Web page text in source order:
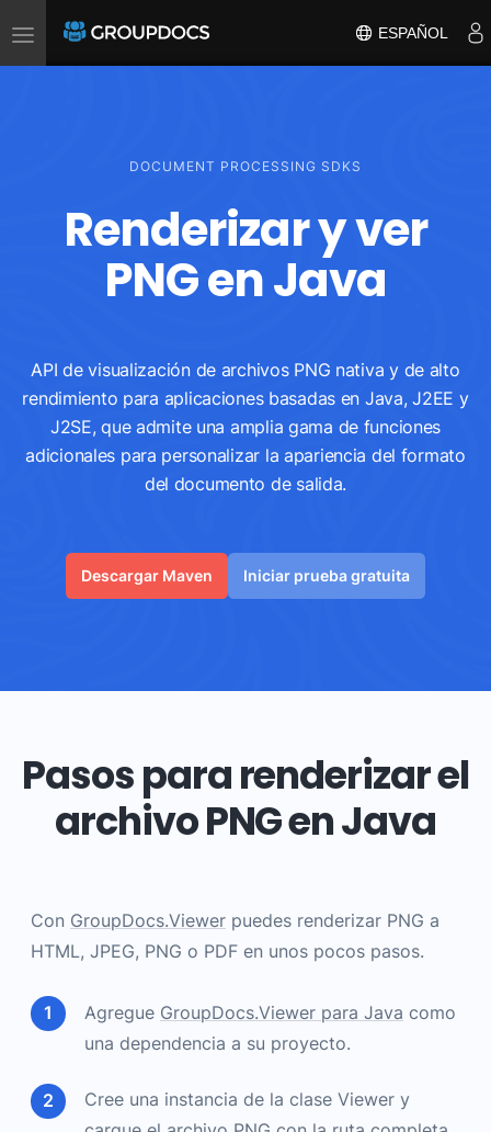
Toggle
navigation
ESPAÑOL
DOCUMENT PROCESSING SDKS
Renderizar y ver
PNG en Java
API de visualización de archivos PNG nativa y de alto
rendimiento para aplicaciones basadas en Java, J2EE y
J2SE, que admite una amplia gama de funciones
adicionales para personalizar la apariencia del formato
del documento de salida.
Descargar Maven Iniciar prueba gratuita
Pasos para renderizar el
archivo PNG en Java
Con GroupDocs.Viewer puedes renderizar PNG a
HTML, JPEG, PNG o PDF en unos pocos pasos.
Agregue GroupDocs.Viewer para Java como
una dependencia a su proyecto.
Cree una instancia de la clase Viewer y